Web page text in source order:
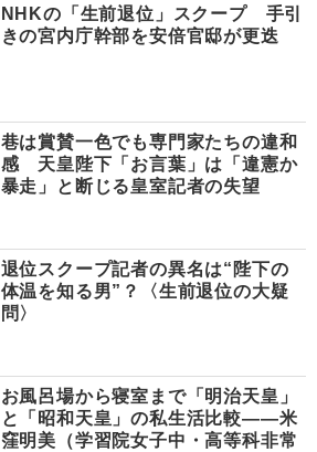
NHKの「生前退位」スクープ 手引
きの宮内庁幹部を安倍官邸が更迭
巷は賞賛一色でも専門家たちの違和
感 天皇陛下「お言葉」は「違憲か
暴走」と断じる皇室記者の失望
退位スクープ記者の異名は“陛下の
体温を知る男”？〈生前退位の大疑
問〉
お風呂場から寝室まで「明治天皇」
と「昭和天皇」の私生活比較――米
窪明美（学習院女子中・高等科非常